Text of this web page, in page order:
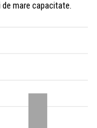
mare capacitate.